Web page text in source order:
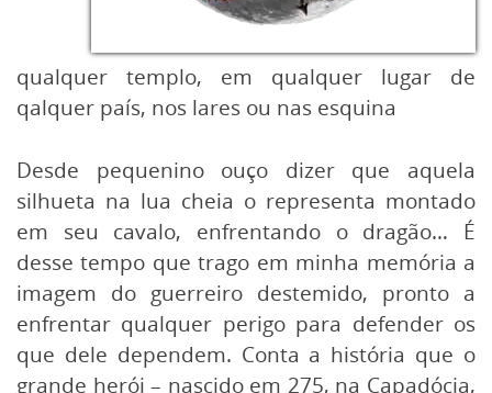
qualquer templo, em qualquer lugar de
qalquer país, nos lares ou nas esquina
Desde pequenino ouço dizer que aquela
silhueta na lua cheia o representa montado
em seu cavalo, enfrentando o dragão… É
desse tempo que trago em minha memória a
imagem do guerreiro destemido, pronto a
enfrentar qualquer perigo para defender os
que dele dependem. Conta a história que o
grande herói – nascido em 275, na Capadócia,